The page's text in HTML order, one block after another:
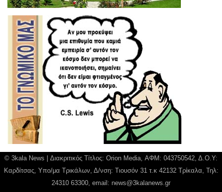
© 3kala News | Διακριτικός Τίτλος: Orion Media, ΑΦΜ: 043750542, Δ.Ο.Υ:
Καρδίτσας, Υπο/μα Τρικάλων, Δ/νση: Τιουσόν 31 τ.κ 42132 Τρίκαλα, Τηλ:
24310 63300, email: news@3kalanews.gr